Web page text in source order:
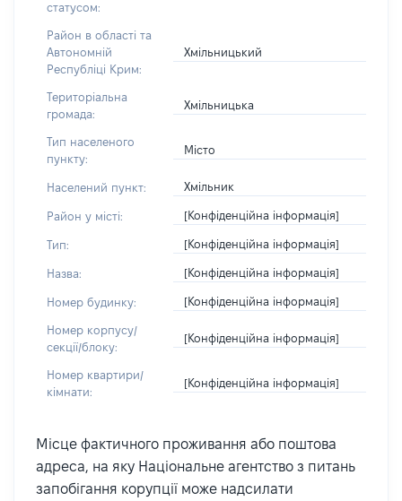
статусом:
Район в області та
Автономній
Республіці Крим:
Хмільницький
Територіальна
громада:
Хмільницька
Тип населеного
пункту:
Місто
Населений пункт: Хмільник
Район у місті: [Конфіденційна інформація]
Тип: [Конфіденційна інформація]
Назва: [Конфіденційна інформація]
Номер будинку: [Конфіденційна інформація]
Номер корпусу/
секції/блоку:
[Конфіденційна інформація]
Номер квартири/
кімнати:
[Конфіденційна інформація]
Місце фактичного проживання або поштова
адреса, на яку Національне агентство з питань
запобігання корупції може надсилати